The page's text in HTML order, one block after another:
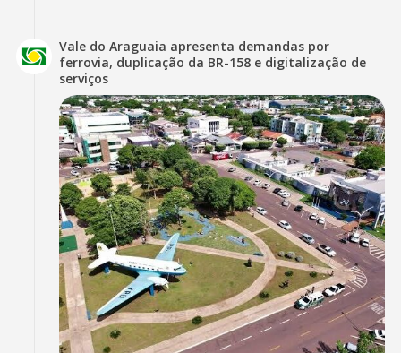
Vale do Araguaia apresenta demandas por
ferrovia, duplicação da BR-158 e digitalização de
serviços